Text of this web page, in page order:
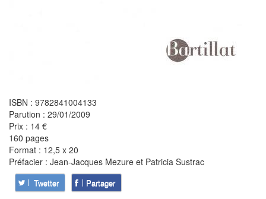
ISBN : 9782841004133
Parution : 29/01/2009
Prix : 14 €
160 pages
Format : 12,5 x 20
Préfacier : Jean-Jacques Mezure et Patricia Sustrac
Twetter Partager